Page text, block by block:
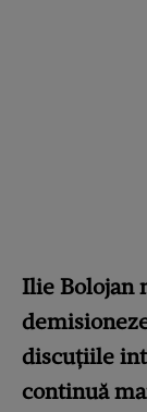
Ilie Bolojan
discuțiile
continuă